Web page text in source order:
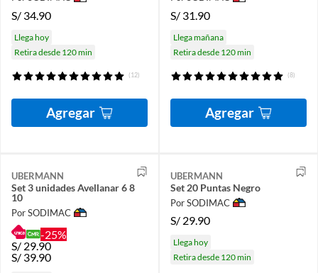
S/ 34.90
Llega hoy
Retira desde 120 min
(12)
Agregar
S/ 31.90
Llega mañana
Retira desde 120 min
(8)
Agregar
UBERMANN
Set 3 unidades Avellanar 6 8
10
Por SODIMAC
-25%
S/ 29.90
S/ 39.90
UBERMANN
Set 20 Puntas Negro
Por SODIMAC
S/ 29.90
Llega hoy
Retira desde 120 min